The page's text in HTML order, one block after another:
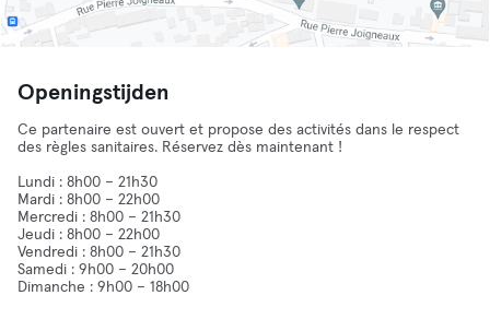
Openingstijden
Ce partenaire est ouvert et propose des activités dans le respect
des règles sanitaires. Réservez dès maintenant !
Lundi : 8h00 – 21h30
Mardi : 8h00 – 22h00
Mercredi : 8h00 – 21h30
Jeudi : 8h00 – 22h00
Vendredi : 8h00 – 21h30
Samedi : 9h00 – 20h00
Dimanche : 9h00 – 18h00